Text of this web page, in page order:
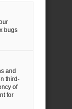
bugs
and
third-
of
for